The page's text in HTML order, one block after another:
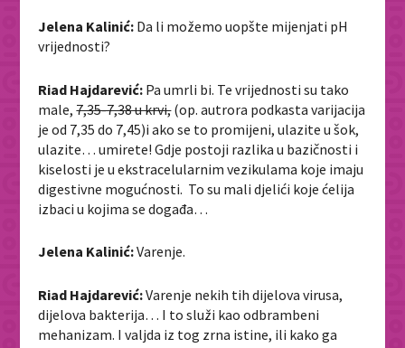
Jelena Kalinić: Da li možemo uopšte mijenjati pH
vrijednosti?
Riad Hajdarević: Pa umrli bi. Te vrijednosti su tako
male,7,35-7,38 u krvi,(op. autrora podkasta varijacija
je od 7,35 do 7,45)i ako se to promijeni, ulazite u šok,
ulazite… umirete! Gdje postoji razlika u bazičnosti i
kiselosti je u ekstracelularnim vezikulama koje imaju
digestivne mogućnosti. To su mali djelići koje ćelija
izbaci u kojima se događa…
Jelena Kalinić:Varenje.
Riad Hajdarević:Varenje nekih tih dijelova virusa,
dijelova bakterija… I to služi kao odbrambeni
mehanizam. I valjda iz tog zrna istine, ili kako ga